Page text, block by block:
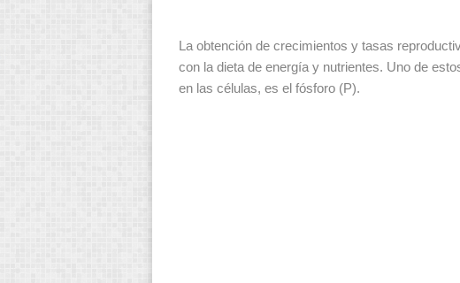
La obtención de crecimientos y tasas
con la dieta de energía y nutrientes. Uno de
en las células, es el fósforo (P).